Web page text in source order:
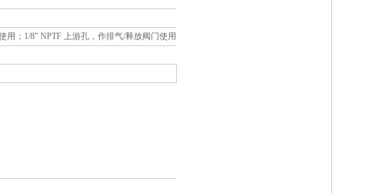
用；1/8" NPTF 上游孔，作排气/释放阀门使用